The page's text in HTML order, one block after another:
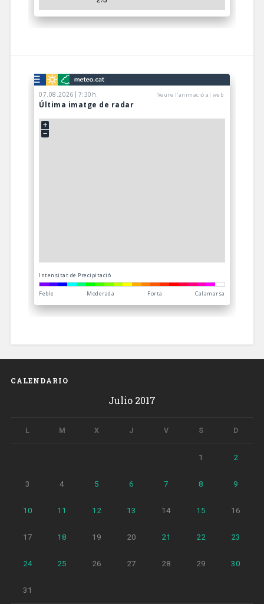
CALENDARIO
Julio 2017
L M X J V S D
1 2
3 4 5 6 7 8 9
10 11 12 13 14 15 16
17 18 19 20 21 22 23
24 25 26 27 28 29 30
31